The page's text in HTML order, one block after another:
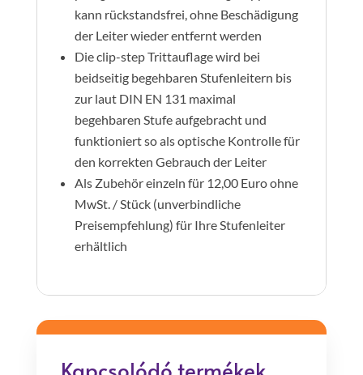
kann rückstandsfrei, ohne Beschädigung
der Leiter wieder entfernt werden
Die clip-step Trittauflage wird bei
beidseitig begehbaren Stufenleitern bis
zur laut DIN EN 131 maximal
begehbaren Stufe aufgebracht und
funktioniert so als optische Kontrolle für
den korrekten Gebrauch der Leiter
Als Zubehör einzeln für 12,00 Euro ohne
MwSt. / Stück (unverbindliche
Preisempfehlung) für Ihre Stufenleiter
erhältlich